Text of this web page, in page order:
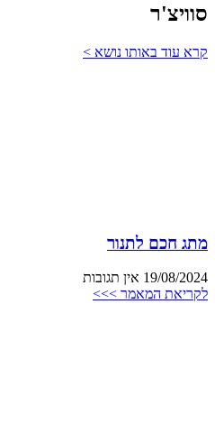
סוויצ'ר
קרא עוד באותו נושא >
מתג חכם לתנור
19/08/2024 אין תגובות
לקריאת המאמר >>>